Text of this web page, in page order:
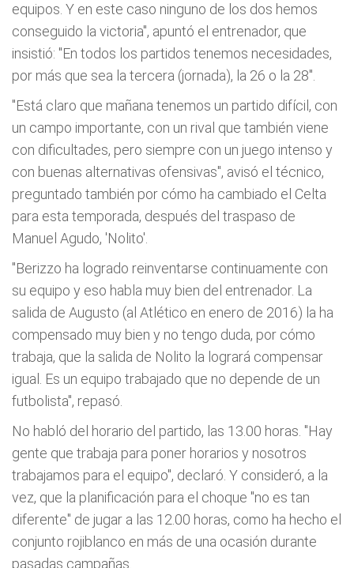
equipos. Y en este caso ninguno de los dos hemos
conseguido la victoria", apuntó el entrenador, que
insistió: "En todos los partidos tenemos necesidades,
por más que sea la tercera (jornada), la 26 o la 28".
"Está claro que mañana tenemos un partido difícil, con
un campo importante, con un rival que también viene
con dificultades, pero siempre con un juego intenso y
con buenas alternativas ofensivas", avisó el técnico,
preguntado también por cómo ha cambiado el Celta
para esta temporada, después del traspaso de
Manuel Agudo, 'Nolito'.
"Berizzo ha logrado reinventarse continuamente con
su equipo y eso habla muy bien del entrenador. La
salida de Augusto (al Atlético en enero de 2016) la ha
compensado muy bien y no tengo duda, por cómo
trabaja, que la salida de Nolito la logrará compensar
igual. Es un equipo trabajado que no depende de un
futbolista", repasó.
No habló del horario del partido, las 13.00 horas. "Hay
gente que trabaja para poner horarios y nosotros
trabajamos para el equipo", declaró. Y consideró, a la
vez, que la planificación para el choque "no es tan
diferente" de jugar a las 12.00 horas, como ha hecho el
conjunto rojiblanco en más de una ocasión durante
pasadas campañas.